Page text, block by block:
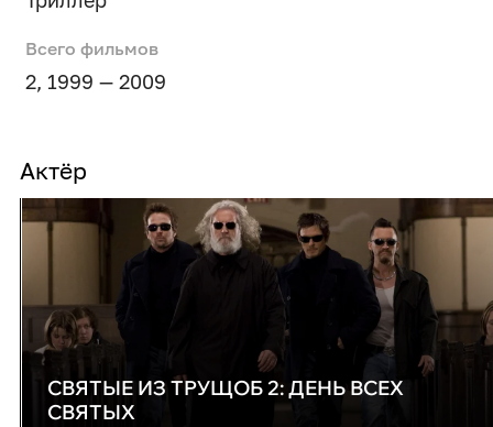
Всего фильмов
2, 1999 — 2009
Актёр
СВЯТЫЕ ИЗ ТРУЩОБ 2: ДЕНЬ ВСЕХ
СВЯТЫХ